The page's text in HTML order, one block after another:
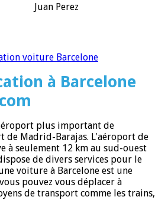
Juan Perez
voiture Barcelone
à Barcelone
plus important de
de Madrid-Barajas. L'aéroport de
à seulement 12 km au sud-ouest
de divers services pour le
voiture à Barcelone est une
pouvez vous déplacer à
de transport comme les trains,